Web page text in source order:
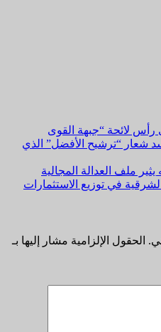
لائحة “جبهة القوى
شعار “ترشيح الأفضل” الذي
ملف العدالة المجالية
في توزيع الاستثمارات
الحقول الإلزامية مشار إليها بـ